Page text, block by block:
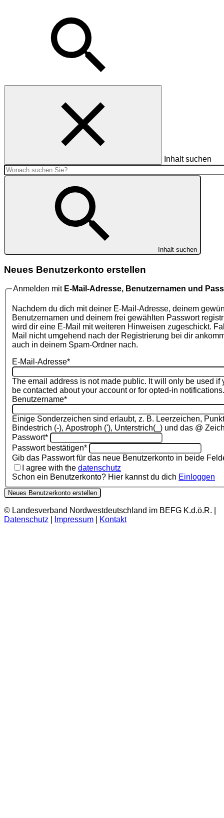
Inhalt suchen
Inhalt suchen
Neues Benutzerkonto erstellen
Anmelden mit E-Mail-Adresse, Benutzernamen und
Nachdem du dich mit deiner E-Mail-Adresse, deinem
Benutzernamen und deinem frei gewählten Passwort
wird dir eine E-Mail mit weiteren Hinweisen zugeschickt.
Mail nicht umgehend nach der Registrierung bei dir
auch in deinem Spam-Ordner nach.
E-Mail-Adresse*
The email address is not made public. It will only be used if
be contacted about your account or for opted-in notifications.
Benutzername*
Einige Sonderzeichen sind erlaubt, z. B. Leerzeichen,
Bindestrich (-), Apostroph ('), Unterstrich(_) und das @
Passwort*
Passwort bestätigen*
Gib das Passwort für das neue Benutzerkonto in beide
I agree with the datenschutz
Schon ein Benutzerkonto? Hier kannst du dich Einloggen
Neues Benutzerkonto erstellen
© Landesverband Nordwestdeutschland im BEFG K.d.ö.R. |
Datenschutz
Impressum Kontakt